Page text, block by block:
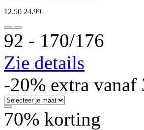
12.50 24.99
92 ‐ 170/176
Zie details
-20% extra vanaf
70% korting